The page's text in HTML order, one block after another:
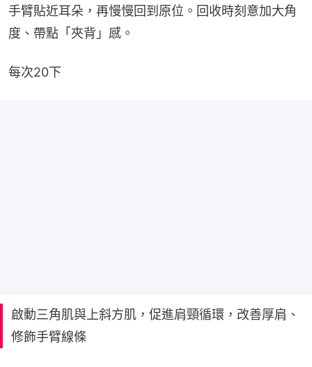
手臂貼近耳朵，再慢慢回到原位。回收時刻意加大角
度、帶點「夾背」感。
每次20下
啟動三角肌與上斜方肌，促進肩頸循環，改善厚肩、
修飾手臂線條